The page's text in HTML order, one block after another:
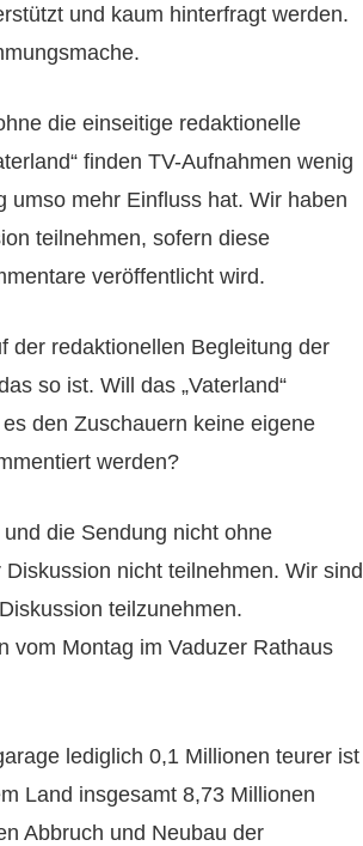
und kaum hinterfragt werden.
die einseitige redaktionelle
finden TV-Aufnahmen wenig
umso mehr Einfluss hat. Wir haben
teilnehmen, sofern diese
veröffentlicht wird.
der redaktionellen Begleitung der
so ist. Will das „Vaterland“
den Zuschauern keine eigene
werden?
die Sendung nicht ohne
nicht teilnehmen. Wir sind
teilzunehmen.
vom Montag im Vaduzer Rathaus
lediglich 0,1 Millionen teurer ist
Land insgesamt 8,73 Millionen
Abbruch und Neubau der